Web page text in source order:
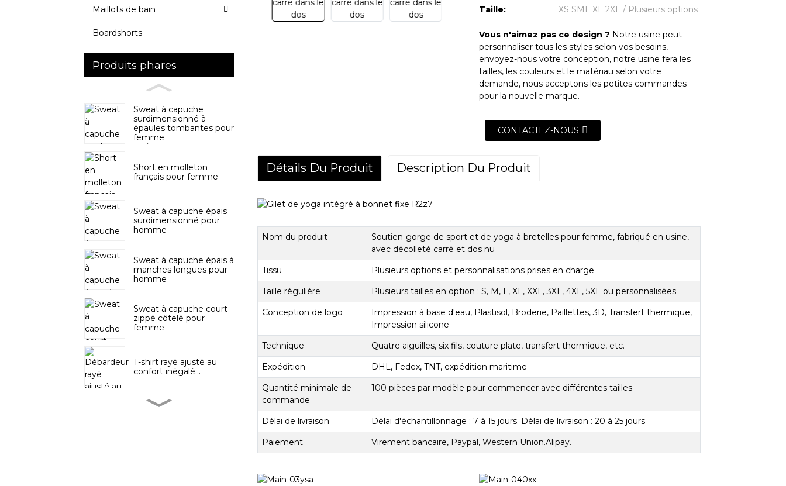
Maillots de bain
Boardshorts
Produits phares
Sweat à capuche
surdimensionné à
épaules tombantes pour
femme
Short en molleton
français pour femme
Sweat à capuche épais
surdimensionné pour
homme
Sweat à capuche épais à
manches longues pour
homme
Sweat à capuche court
zippé côtelé pour
femme
T-shirt rayé ajusté au
confort inégalé...
Sweat-shirt court à
Taille:
XS SML XL 2XL / Plusieurs options
Vous n'aimez pas ce design ? Notre usine peut
personnaliser tous les styles selon vos besoins,
envoyez-nous votre conception, notre usine fera les
tailles, les couleurs et le matériau selon votre
demande, nous acceptons les petites commandes
pour la nouvelle marque.
CONTACTEZ-NOUS
Détails Du Produit Description Du Produit
Nom du produit
Soutien-gorge de sport et de yoga à bretelles pour femme, fabriqué en usine,
avec décolleté carré et dos nu
Tissu
Plusieurs options et personnalisations prises en charge
Taille régulière
Plusieurs tailles en option : S, M, L, XL, XXL, 3XL, 4XL, 5XL ou personnalisées
Conception de logo
Impression à base d'eau, Plastisol, Broderie, Paillettes, 3D, Transfert thermique,
Impression silicone
Technique
Quatre aiguilles, six fils, couture plate, transfert thermique, etc.
Expédition
DHL, Fedex, TNT, expédition maritime
Quantité minimale de
commande
100 pièces par modèle pour commencer avec différentes tailles
Délai de livraison
Délai d'échantillonnage : 7 à 15 jours. Délai de livraison : 20 à 25 jours
Paiement
Virement bancaire, Paypal, Western Union.Alipay.